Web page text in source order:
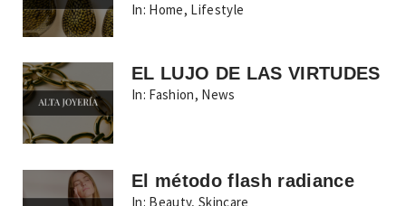
In: Home, Lifestyle
EL LUJO DE LAS VIRTUDES
In: Fashion, News
El método flash radiance
In: Beauty,Skincare